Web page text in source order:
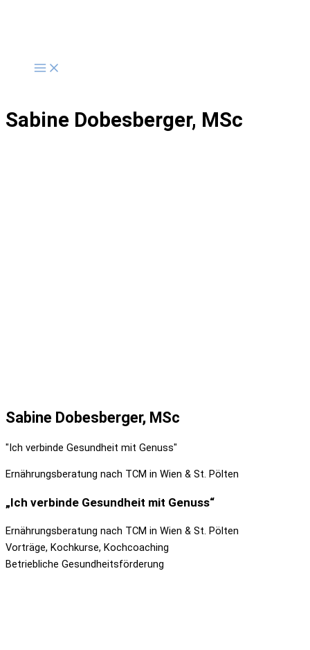
Sabine Dobesberger, MSc
Sabine Dobesberger, MSc
"Ich verbinde Gesundheit mit Genuss"
Ernährungsberatung nach TCM in Wien & St. Pölten
„Ich verbinde Gesundheit mit Genuss“
Ernährungsberatung nach TCM in Wien & St. Pölten
Vorträge, Kochkurse, Kochcoaching
Betriebliche Gesundheitsförderung